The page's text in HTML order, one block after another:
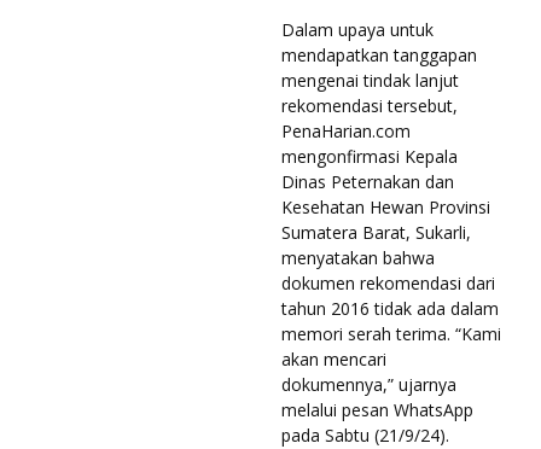
Dalam upaya untuk
mendapatkan tanggapan
mengenai tindak lanjut
rekomendasi tersebut,
PenaHarian.com
mengonfirmasi Kepala
Dinas Peternakan dan
Kesehatan Hewan Provinsi
Sumatera Barat, Sukarli,
menyatakan bahwa
dokumen rekomendasi dari
tahun 2016 tidak ada dalam
memori serah terima. “Kami
akan mencari
dokumennya,” ujarnya
melalui pesan WhatsApp
pada Sabtu (21/9/24).